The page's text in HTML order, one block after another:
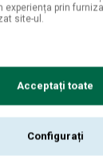
experiența prin
site-ul.
Acceptați toate
Configurați